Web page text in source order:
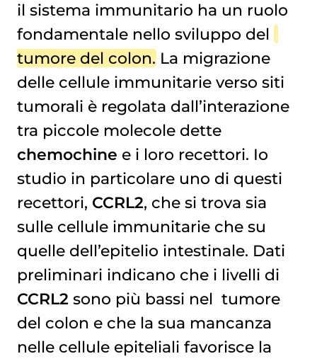
il sistema immunitario ha un ruolo
fondamentale nello sviluppo del
tumore del colon. La migrazione
delle cellule immunitarie verso siti
tumorali è regolata dall’interazione
tra piccole molecole dette
chemochine e i loro recettori. Io
studio in particolare uno di questi
recettori, CCRL2, che si trova sia
sulle cellule immunitarie che su
quelle dell’epitelio intestinale. Dati
preliminari indicano che i livelli di
CCRL2 sono più bassi nel tumore
del colon e che la sua mancanza
nelle cellule epiteliali favorisce la